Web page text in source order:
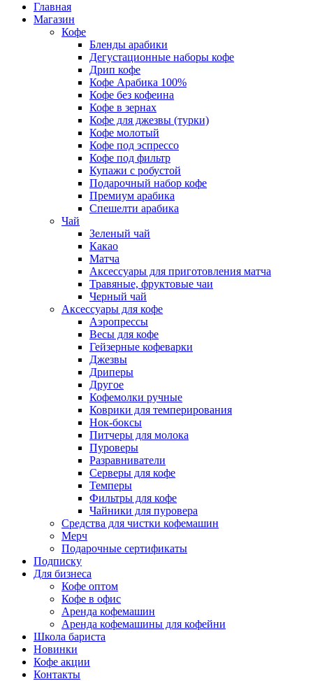
Главная
Магазин
Кофе
Бленды арабики
Дегустационные наборы кофе
Дрип кофе
Кофе Арабика 100%
Кофе без кофеина
Кофе в зернах
Кофе для джезвы (турки)
Кофе молотый
Кофе под эспрессо
Кофе под фильтр
Купажи с робустой
Подарочный набор кофе
Премиум арабика
Спешелти арабика
Чай
Зеленый чай
Какао
Матча
Аксессуары для приготовления матча
Травяные, фруктовые чаи
Черный чай
Аксессуары для кофе
Аэропрессы
Весы для кофе
Гейзерные кофеварки
Джезвы
Дриперы
Другое
Кофемолки ручные
Коврики для темперирования
Нок-боксы
Питчеры для молока
Пуроверы
Разравниватели
Серверы для кофе
Темперы
Фильтры для кофе
Чайники для пуровера
Средства для чистки кофемашин
Мерч
Подарочные сертификаты
Подписку
Для бизнеса
Кофе оптом
Кофе в офис
Аренда кофемашин
Аренда кофемашины для кофейни
Школа бариста
Новинки
Кофе акции
Контакты